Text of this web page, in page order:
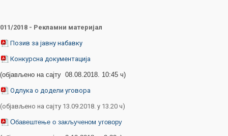
011/2018 - Рекламни материјал
Позив за јавну набавку
Конкурсна документација
(објављено на сајту 08.08.2018. 10:45 ч)
Одлука о додели уговора
(објављено на сајту 13.09.2018. у 13.20 ч)
Обавештење о закљученом уговору